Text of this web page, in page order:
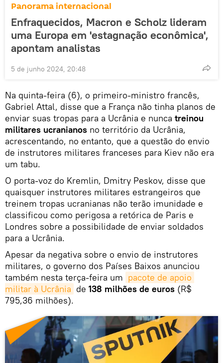
Panorama internacional
Enfraquecidos, Macron e Scholz lideram
uma Europa em 'estagnação econômica',
apontam analistas
5 de junho 2024, 20:48
Na quinta-feira (6), o primeiro-ministro francês,
Gabriel Attal, disse que a França não tinha planos de
enviar suas tropas para a Ucrânia e nunca treinou
militares ucranianos no território da Ucrânia,
acrescentando, no entanto, que a questão do envio
de instrutores militares franceses para Kiev não era
um tabu.
O porta-voz do Kremlin, Dmitry Peskov, disse que
quaisquer instrutores militares estrangeiros que
treinem tropas ucranianas não terão imunidade e
classificou como perigosa a retórica de Paris e
Londres sobre a possibilidade de enviar soldados
para a Ucrânia.
Apesar da negativa sobre o envio de instrutores
militares, o governo dos Países Baixos anunciou
também nesta terça-feira um pacote de apoio
militar à Ucrânia de 138 milhões de euros (R$
795,36 milhões).